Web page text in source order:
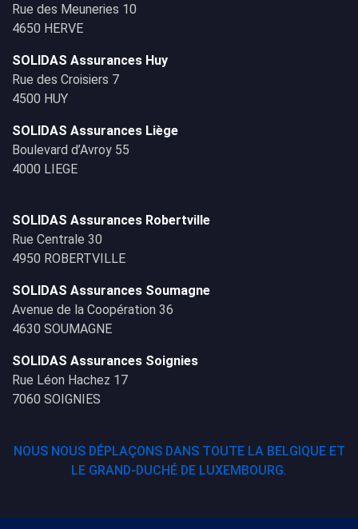
Rue des Meuneries 10
4650 HERVE
SOLIDAS Assurances Huy
Rue des Croisiers 7
4500 HUY
SOLIDAS Assurances Liège
Boulevard d’Avroy 55
4000 LIEGE
SOLIDAS Assurances Robertville
Rue Centrale 30
4950 ROBERTVILLE
SOLIDAS Assurances Soumagne
Avenue de la Coopération 36
4630 SOUMAGNE
SOLIDAS Assurances Soignies
Rue Léon Hachez 17
7060 SOIGNIES
NOUS NOUS DÉPLAÇONS DANS TOUTE LA BELGIQUE ET
LE GRAND-DUCHÉ DE LUXEMBOURG.